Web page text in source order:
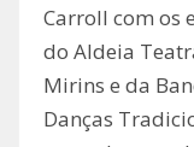
Carroll com os
do Aldeia
Mirins e da
Danças